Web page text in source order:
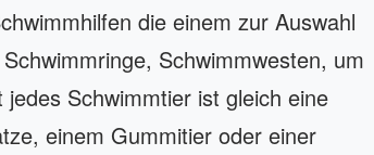
die einem zur Auswahl
Schwimmwesten, um
Schwimmtier ist gleich eine
einem Gummitier oder einer